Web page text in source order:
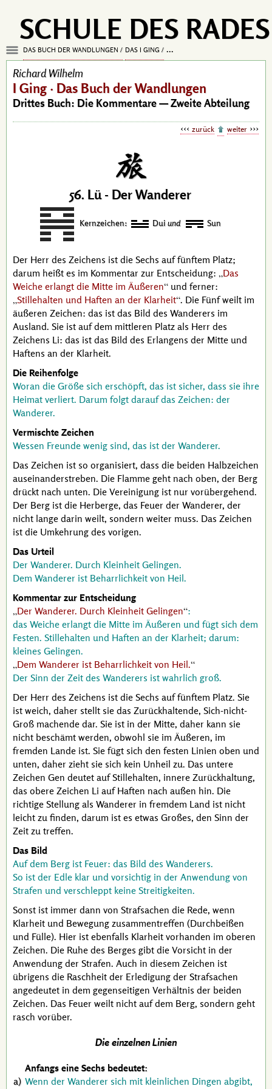
SCHULE DES RADES
DAS BUCH DER WANDLUNGEN DAS I GING Drittes Buch: Die Kommentare
Richard Wilhelm
I Ging · Das Buch der Wandlungen
Drittes Buch: Die Kommentare — Zweite Abteilung
zurück weiter
56. Lü - Der Wanderer
Kernzeichen: Duiund Sun
Der Herr des Zeichens ist die Sechs auf fünftem Platz;
darum heißt es im Kommentar zur Entscheidung:
Das
Weiche erlangt die Mitte im Äußeren
und ferner:
Stillehalten und Haften an der Klarheit . Die Fünf weilt im
äußeren Zeichen: das ist das Bild des Wanderers im
Ausland. Sie ist auf dem mittleren Platz als Herr des
Zeichens Li: das ist das Bild des Erlangens der Mitte und
Haftens an der Klarheit.
Die Reihenfolge
Woran die Größe sich erschöpft, das ist sicher, dass sie ihre
Heimat verliert. Darum folgt darauf das Zeichen: der
Wanderer.
Vermischte Zeichen
Wessen Freunde wenig sind, das ist der Wanderer.
Das Zeichen ist so organisiert, dass die beiden Halbzeichen
auseinanderstreben. Die Flamme geht nach oben, der Berg
drückt nach unten. Die Vereinigung ist nur vorübergehend.
Der Berg ist die Herberge, das Feuer der Wanderer, der
nicht lange darin weilt, sondern weiter muss. Das Zeichen
ist die Umkehrung des vorigen.
Das Urteil
Der Wanderer. Durch Kleinheit Gelingen.
Dem Wanderer ist Beharrlichkeit von Heil.
Kommentar zur Entscheidung
Der Wanderer. Durch Kleinheit Gelingen :
das Weiche erlangt die Mitte im Äußeren und fügt sich dem
Festen. Stillehalten und Haften an der Klarheit; darum:
kleines Gelingen.
Dem Wanderer ist Beharrlichkeit von Heil.
Der Sinn der Zeit des Wanderers ist wahrlich groß.
Der Herr des Zeichens ist die Sechs auf fünftem Platz. Sie
ist weich, daher stellt sie das Zurückhaltende, Sich-nicht-
Groß machende dar. Sie ist in der Mitte, daher kann sie
nicht beschämt werden, obwohl sie im Äußeren, im
fremden Lande ist. Sie fügt sich den festen Linien oben und
unten, daher zieht sie sich kein Unheil zu. Das untere
Zeichen Gen deutet auf Stillehalten, innere Zurückhaltung,
das obere Zeichen Li auf Haften nach außen hin. Die
richtige Stellung als Wanderer in fremdem Land ist nicht
leicht zu finden, darum ist es etwas Großes, den Sinn der
Zeit zu treffen.
Das Bild
Auf dem Berg ist Feuer: das Bild des Wanderers.
So ist der Edle klar und vorsichtig in der Anwendung von
Strafen und verschleppt keine Streitigkeiten.
Sonst ist immer dann von Strafsachen die Rede, wenn
Klarheit und Bewegung zusammentreffen (Durchbeißen
und Fülle). Hier ist ebenfalls Klarheit vorhanden im oberen
Zeichen. Die Ruhe des Berges gibt die Vorsicht in der
Anwendung der Strafen. Auch in diesem Zeichen ist
übrigens die Raschheit der Erledigung der Strafsachen
angedeutet in dem gegenseitigen Verhältnis der beiden
Zeichen. Das Feuer weilt nicht auf dem Berg, sondern geht
rasch vorüber.
Die einzelnen Linien
Anfangs eine Sechs bedeutet:
Wenn der Wanderer sich mit kleinlichen Dingen abgibt,